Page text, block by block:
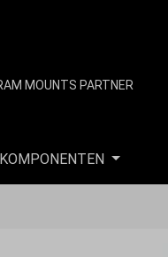
MOUNTS PARTNER
KOMPONENTEN